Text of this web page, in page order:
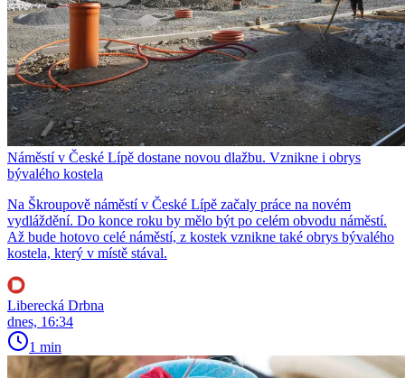
Náměstí v České Lípě dostane novou dlažbu. Vznikne i obrys
bývalého kostela
Na Škroupově náměstí v České Lípě začaly práce na novém
vydláždění. Do konce roku by mělo být po celém obvodu náměstí.
Až bude hotovo celé náměstí, z kostek vznikne také obrys bývalého
kostela, který v místě stával.
Liberecká Drbna
dnes, 16:34
1 min